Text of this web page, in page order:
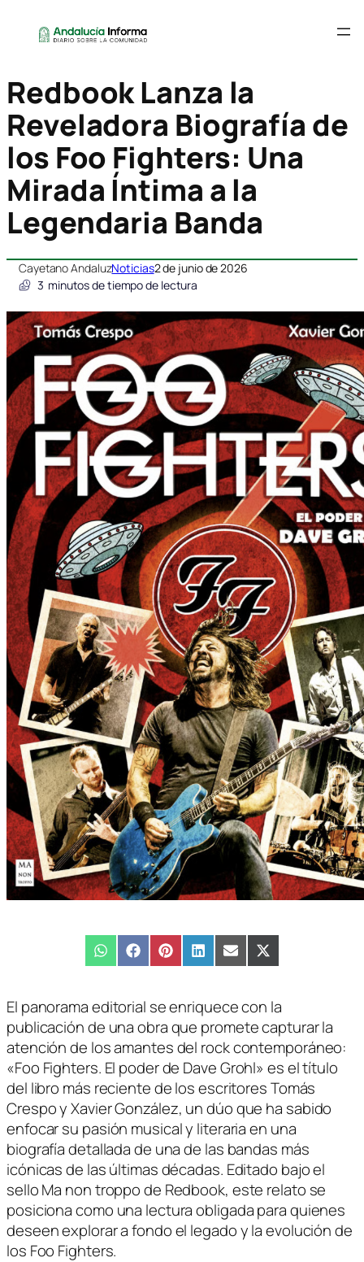
Redbook Lanza la
Reveladora Biografía de
los Foo Fighters: Una
Mirada Íntima a la
Legendaria Banda
Cayetano AndaluzNoticias2 de junio de 2026
3 minutos de tiempo de lectura
Compartir
en
WhatsAppCompartir
en
FacebookCompartir
en
PinterestCompartir
en
LinkedInCompartir
en
EmailCompartir
en
X
(Twitter)
El panorama editorial se enriquece con la
publicación de una obra que promete capturar la
atención de los amantes del rock contemporáneo:
«Foo Fighters. El poder de Dave Grohl» es el título
del libro más reciente de los escritores Tomás
Crespo y Xavier González, un dúo que ha sabido
enfocar su pasión musical y literaria en una
biografía detallada de una de las bandas más
icónicas de las últimas décadas. Editado bajo el
sello Ma non troppo de Redbook, este relato se
posiciona como una lectura obligada para quienes
deseen explorar a fondo el legado y la evolución de
los Foo Fighters.